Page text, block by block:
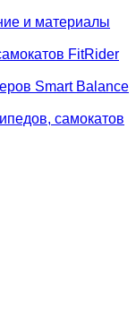
и материалы
FitRider
Smart Balance
самокатов